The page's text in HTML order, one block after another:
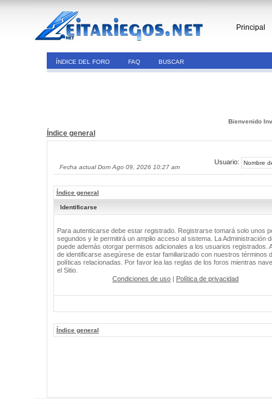
Principal
ÍNDICE DEL FORO FAQ BUSCAR
Bienvenido
Índice general
Fecha actual Dom Ago 09, 2026 10:27 am
Usuario:
Índice general
Identificarse
Para autenticarse debe estar registrado. Registrarse tomará solo unos
segundos y le permitirá un amplio acceso al sistema. La Administración
puede además otorgar permisos adicionales a los usuarios registrados.
de identificarse asegúrese de estar familiarizado con nuestros términos
políticas relacionadas. Por favor lea las reglas de los foros mientras
el Sitio.
Condiciones de uso | Política de privacidad
Índice general